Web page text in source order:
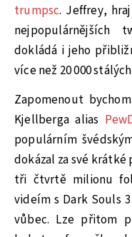
trumpsc. Jeffrey,
nejpopulárnějších
dokládá i jeho
více než 20 000
Zapomenout
Kjellberga alias
populárním
dokázal za své
tři čtvrtě milionu
videím s Dark Souls
vůbec. Lze přitom